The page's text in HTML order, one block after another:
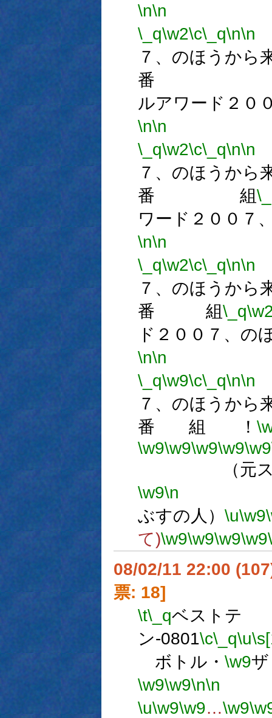
\n\n
\_q\w2\c\_q\n\n
７、のほうから
番
ルアワード２０
\n\n
\_q\w2\c\_q\n\n
７、のほうから
番 組
ワード２００７
\n\n
\_q\w2\c\_q\n\n
７、のほうから
番 組\_q
ド２００７、の
\n\n
\_q\w9\c\_q\n\n
７、のほうから
番 組 ！
\w9\w9\w9\w9\w9
（元スク
\w9\n
ぶすの人） \u\w9
て)\w9\w9\w9\w9
08/02/11 22:00
票: 18]
\t\_qベストテ
ン-0801\c\_q\u
ボトル・ \w9
\w9\w9\n\n
\u\w9\w9…\w9